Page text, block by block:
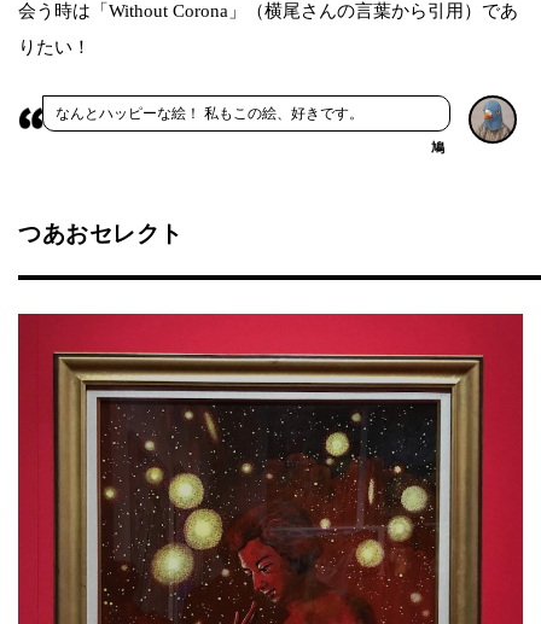
会う時は「Without Corona」（横尾さんの言葉から引用）であ
りたい！
なんとハッピーな絵！ 私もこの絵、好きです。
鳩
つあおセレクト